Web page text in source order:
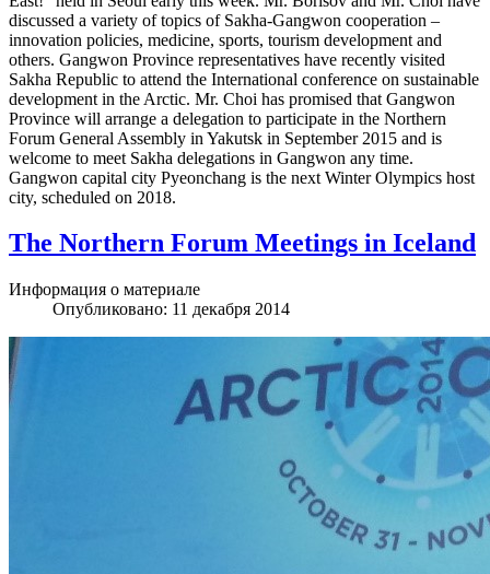
discussed a variety of topics of Sakha-Gangwon cooperation –
innovation policies, medicine, sports, tourism development and
others. Gangwon Province representatives have recently visited
Sakha Republic to attend the International conference on sustainable
development in the Arctic. Mr. Choi has promised that Gangwon
Province will arrange a delegation to participate in the Northern
Forum General Assembly in Yakutsk in September 2015 and is
welcome to meet Sakha delegations in Gangwon any time.
Gangwon capital city Pyeonchang is the next Winter Olympics host
city, scheduled on 2018.
The Northern Forum Meetings in Iceland
Информация о материале
Опубликовано: 11 декабря 2014